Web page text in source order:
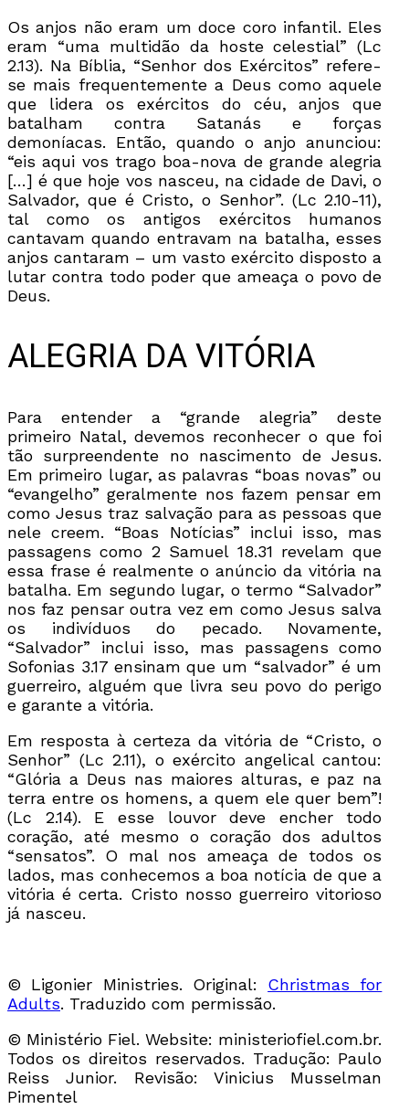
Os anjos não eram um doce coro infantil. Eles
eram “uma multidão da hoste celestial” (Lc
2.13). Na Bíblia, “Senhor dos Exércitos” refere-
se mais frequentemente a Deus como aquele
que lidera os exércitos do céu, anjos que
batalham contra Satanás e forças
demoníacas. Então, quando o anjo anunciou:
“eis aqui vos trago boa-nova de grande alegria
[…] é que hoje vos nasceu, na cidade de Davi, o
Salvador, que é Cristo, o Senhor”. (Lc 2.10-11),
tal como os antigos exércitos humanos
cantavam quando entravam na batalha, esses
anjos cantaram – um vasto exército disposto a
lutar contra todo poder que ameaça o povo de
Deus.
ALEGRIA DA VITÓRIA
Para entender a “grande alegria” deste
primeiro Natal, devemos reconhecer o que foi
tão surpreendente no nascimento de Jesus.
Em primeiro lugar, as palavras “boas novas” ou
“evangelho” geralmente nos fazem pensar em
como Jesus traz salvação para as pessoas que
nele creem. “Boas Notícias” inclui isso, mas
passagens como 2 Samuel 18.31 revelam que
essa frase é realmente o anúncio da vitória na
batalha. Em segundo lugar, o termo “Salvador”
nos faz pensar outra vez em como Jesus salva
os indivíduos do pecado. Novamente,
“Salvador” inclui isso, mas passagens como
Sofonias 3.17 ensinam que um “salvador” é um
guerreiro, alguém que livra seu povo do perigo
e garante a vitória.
Em resposta à certeza da vitória de “Cristo, o
Senhor” (Lc 2.11), o exército angelical cantou:
“Glória a Deus nas maiores alturas, e paz na
terra entre os homens, a quem ele quer bem”!
(Lc 2.14). E esse louvor deve encher todo
coração, até mesmo o coração dos adultos
“sensatos”. O mal nos ameaça de todos os
lados, mas conhecemos a boa notícia de que a
vitória é certa. Cristo nosso guerreiro vitorioso
já nasceu.
© Ligonier Ministries. Original: Christmas for
Adults. Traduzido com permissão.
© Ministério Fiel. Website: ministeriofiel.com.br.
Todos os direitos reservados. Tradução: Paulo
Reiss Junior. Revisão: Vinicius Musselman
Pimentel